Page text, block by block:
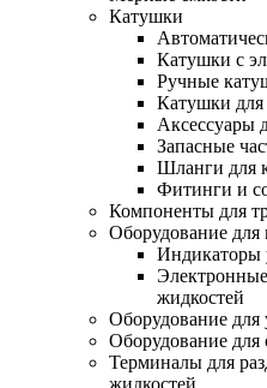
Катушки
Катушки с
Ручные
Катушки для
Аксессуары
Запасные
Шланги для
Фитинги и
Компоненты для
Оборудование для
Индикаторы
жидкостей
Оборудование для
Оборудование
Терминалы для